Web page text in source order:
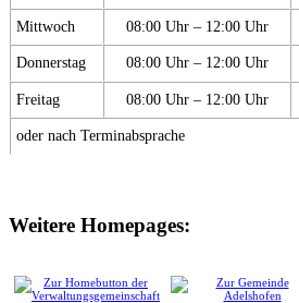
Mittwoch 08:00 Uhr – 12:00 Uhr
Donnerstag 08:00 Uhr – 12:00 Uhr
Freitag 08:00 Uhr – 12:00 Uhr
oder nach Terminabsprache
Weitere Homepages: